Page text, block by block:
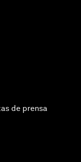
de prensa